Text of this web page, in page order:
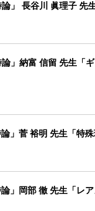
」 長谷川 眞理子 先
」納富 信留 先生「
」菅 裕明 先生「特
」岡部 徹 先生「レ